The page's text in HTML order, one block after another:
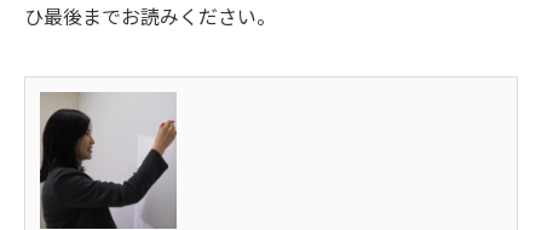
ひ最後までお読みください。